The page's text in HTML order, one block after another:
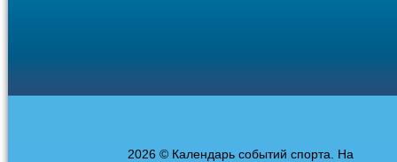
2026 © Календарь событий спорта. На